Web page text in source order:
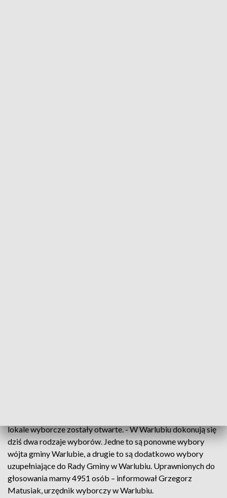
lokale wyborcze zostały otwarte. - W Warlubiu dokonują się
dziś dwa rodzaje wyborów. Jedne to są ponowne wybory
wójta gminy Warlubie, a drugie to są dodatkowo wybory
uzupełniające do Rady Gminy w Warlubiu. Uprawnionych do
głosowania mamy 4951 osób – informował Grzegorz
Matusiak, urzędnik wyborczy w Warlubiu.